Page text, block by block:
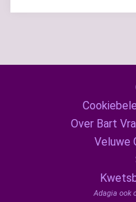
Over Bart
Veluwe
Adagia ook